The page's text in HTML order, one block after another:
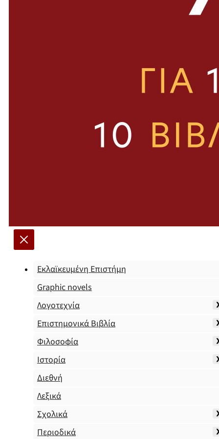
Εκλαϊκευμένη Επιστήμη
Graphic novels
Λογοτεχνία
Επιστημονικά Βιβλία
Φιλοσοφία
Ιστορία
Διεθνή
Λεξικά
Σχολικά
Περιοδικά